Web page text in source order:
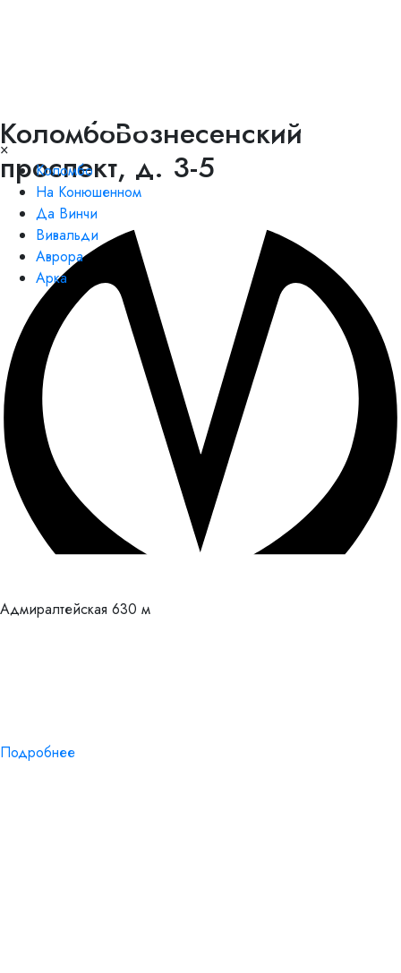
×
Коломбо
На Конюшенном
Да Винчи
Вивальди
Аврора
Арка
КоломбоВознесенский
проспект, д. 3-5
Адмиралтейская 630 м
Подробнее